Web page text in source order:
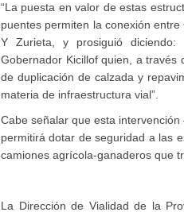
“La puesta en valor de estas
puentes permiten la conexión
Y Zurieta, y prosiguió diciendo:
Gobernador Kicillof quien, a través
de duplicación de calzada y
materia de infraestructura vial”.
Cabe señalar que esta
permitirá dotar de seguridad a las
camiones agrícola-ganaderos que
La Dirección de Vialidad de la